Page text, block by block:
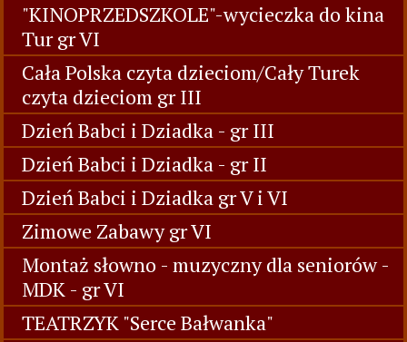
"KINOPRZEDSZKOLE"-wycieczka do kina
Tur gr VI
Cała Polska czyta dzieciom/Cały Turek
czyta dzieciom gr III
Dzień Babci i Dziadka - gr III
Dzień Babci i Dziadka - gr II
Dzień Babci i Dziadka gr V i VI
Zimowe Zabawy gr VI
Montaż słowno - muzyczny dla seniorów -
MDK - gr VI
TEATRZYK "Serce Bałwanka"